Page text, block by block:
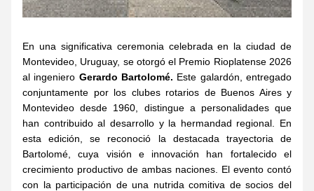
En una significativa ceremonia celebrada en la ciudad de
Montevideo, Uruguay, se otorgó el Premio Rioplatense 2026
al ingeniero Gerardo Bartolomé. Este galardón, entregado
conjuntamente por los clubes rotarios de Buenos Aires y
Montevideo desde 1960, distingue a personalidades que
han contribuido al desarrollo y la hermandad regional. En
esta edición, se reconoció la destacada trayectoria de
Bartolomé, cuya visión e innovación han fortalecido el
crecimiento productivo de ambas naciones. El evento contó
con la participación de una nutrida comitiva de socios del